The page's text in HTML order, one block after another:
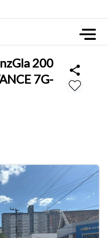
Gla 200
7G-